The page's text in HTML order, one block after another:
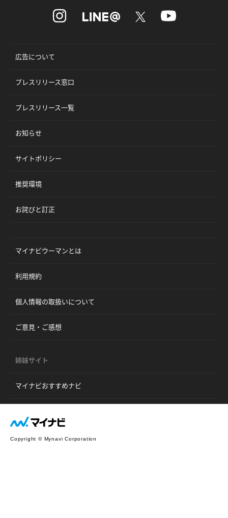
広告について
プレスリリース窓口
プレスリリース一覧
お知らせ
サイトポリシー
推奨環境
お詫びと訂正
マイナビウーマンとは
利用規約
個人情報の取扱いについて
ご意見・ご感想
姉妹サイト
マイナビおすすめナビ
Copyright © Mynavi Corporation